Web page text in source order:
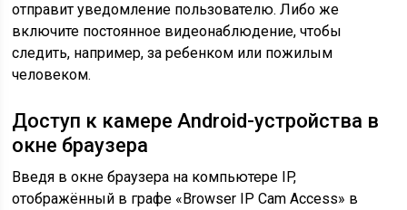
отправит уведомление пользователю. Либо же
включите постоянное видеонаблюдение, чтобы
следить, например, за ребенком или пожилым
человеком.
Доступ к камере Android-устройства в
окне браузера
Введя в окне браузера на компьютере IP,
отображённый в графе «Browser IP Cam Access» в